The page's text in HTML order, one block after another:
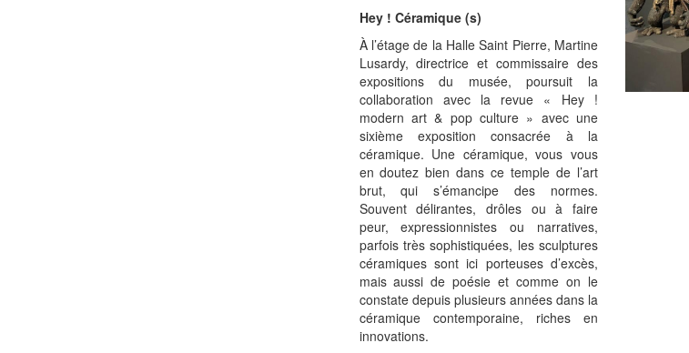
Hey ! Céramique (s)
À l’étage de la Halle Saint Pierre, Martine
Lusardy, directrice et commissaire des
expositions du musée, poursuit la
collaboration avec la revue « Hey !
modern art & pop culture » avec une
sixième exposition consacrée à la
céramique. Une céramique, vous vous
en doutez bien dans ce temple de l’art
brut, qui s’émancipe des normes.
Souvent délirantes, drôles ou à faire
peur, expressionnistes ou narratives,
parfois très sophistiquées, les sculptures
céramiques sont ici porteuses d’excès,
mais aussi de poésie et comme on le
constate depuis plusieurs années dans la
céramique contemporaine, riches en
innovations.